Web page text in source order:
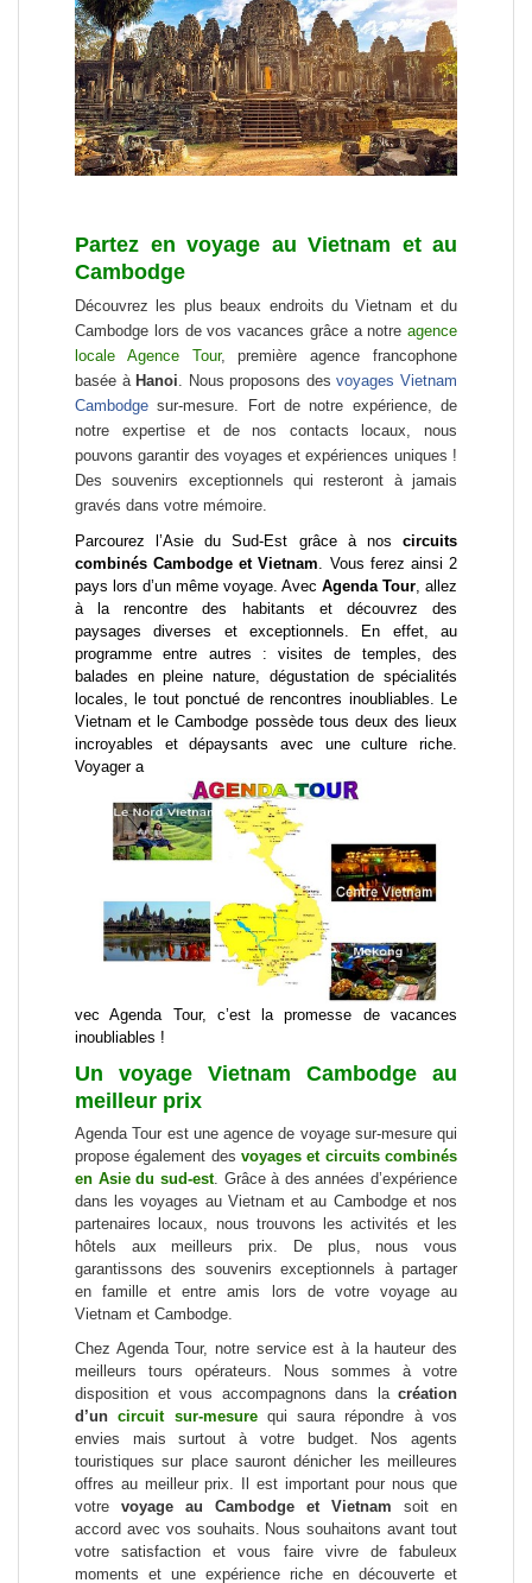
Partez en voyage au Vietnam et au
Cambodge
Découvrez les plus beaux endroits du Vietnam et du
Cambodge lors de vos vacances grâce a notre agence
locale Agence Tour, première agence francophone
basée à Hanoi. Nous proposons desvoyages Vietnam
Cambodge sur-mesure. Fort de notre expérience, de
notre expertise et de nos contacts locaux, nous
pouvons garantir des voyages et expériences uniques !
Des souvenirs exceptionnels qui resteront à jamais
gravés dans votre mémoire.
Parcourez l’Asie du Sud-Est grâce à nos circuits
combinés Cambodge et Vietnam. Vous ferez ainsi2
pays lors d’un même voyage. Avec Agenda Tour, allez
à la rencontre des habitants et découvrez des
paysages diverses et exceptionnels. En effet, au
programme entre autres : visites de temples, des
balades en pleine nature, dégustation de spécialités
locales, le tout ponctué de rencontres inoubliables. Le
Vietnam et le Cambodge possède tous deux des lieux
incroyables et dépaysants avec une culture riche.
Voyager a
vec Agenda Tour, c’est la promesse de vacances
inoubliables !
Un voyage Vietnam Cambodge au
meilleur prix
Agenda Tour est une agence de voyage sur-mesure qui
propose également des voyages et circuits combinés
en Asie du sud-est. Grâce à des années d’expérience
dans les voyages au Vietnam et au Cambodge et nos
partenaires locaux, nous trouvons les activités et les
hôtels aux meilleurs prix. De plus, nous vous
garantissons des souvenirs exceptionnels à partager
en famille et entre amis lors de votre voyage au
Vietnam et Cambodge.
Chez Agenda Tour, notre service est à la hauteur des
meilleurs tours opérateurs. Nous sommes à votre
disposition et vous accompagnons dans lacréation
d’uncircuit sur-mesurequi saura répondre à vos
envies mais surtout à votre budget. Nos agents
touristiques sur place sauront dénicher les meilleures
offres au meilleur prix. Il est important pour nous que
votre voyage au Cambodge et Vietnam soit en
accord avec vos souhaits. Nous souhaitons avant tout
votre satisfaction et vous faire vivre de fabuleux
moments et une expérience riche en découverte et